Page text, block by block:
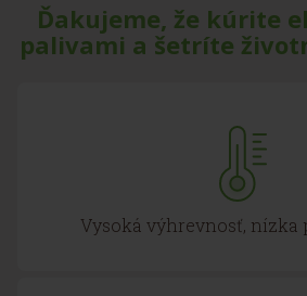
Ďakujeme, že kúrite
palivami a šetríte
Vysoká výhrevnosť, nízka